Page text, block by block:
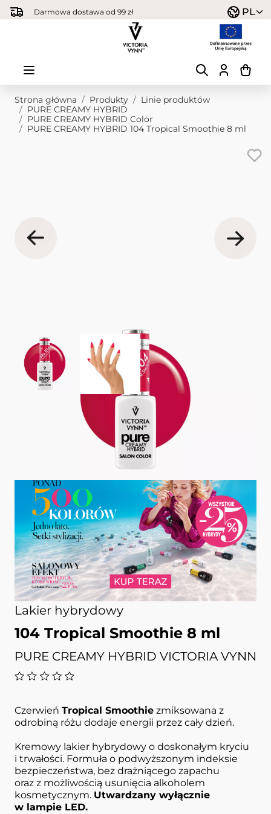
Przejdź do treści
Darmowa dostawa od 99 zł PL
Strona główna / Produkty / Linie produktów
/ PURE CREAMY HYBRID
/ PURE CREAMY HYBRID Color
/ PURE CREAMY HYBRID 104 Tropical Smoothie 8 ml
Lakier hybrydowy
104 Tropical Smoothie 8 ml
PURE CREAMY HYBRID VICTORIA VYNN
View larger imageView larger image
Czerwień Tropical Smoothie zmiksowana z
odrobiną różu dodaje energii przez cały dzień.
Kremowy lakier hybrydowy o doskonałym kryciu
i trwałości. Formuła o podwyższonym indeksie
bezpieczeństwa, bez drażniącego zapachu
oraz z możliwością usunięcia alkoholem
kosmetycznym. Utwardzany wyłącznie
w lampie LED.